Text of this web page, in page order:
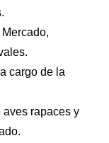
cargo de la
rapaces y